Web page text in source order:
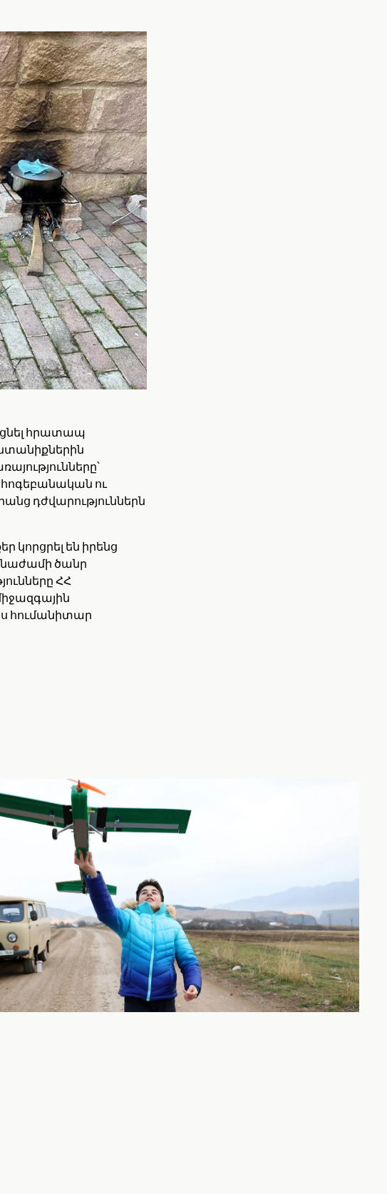
հրատապ
հոգեբանական ու
դժվարություններն
կորցրել են իրենց
ծանր
ՀՀ
հումանիտար